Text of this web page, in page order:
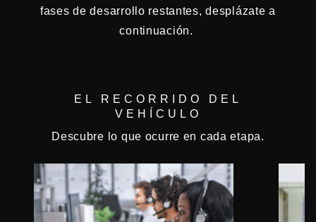
fases de desarrollo restantes, desplázate a
continuación.
EL RECORRIDO DEL
VEHÍCULO
Descubre lo que ocurre en cada etapa.